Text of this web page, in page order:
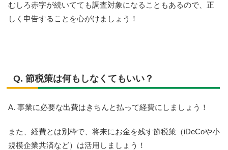
むしろ赤字が続いてても調査対象になることもあるので、正
しく申告することを心がけましょう！
Q. 節税策は何もしなくてもいい？
A. 事業に必要な出費はきちんと払って経費にしましょう！
また、経費とは別枠で、将来にお金を残す節税策（iDeCoや小
規模企業共済など）は活用しましょう！